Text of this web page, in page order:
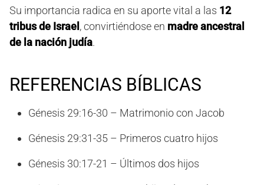
Su importancia radica en su aporte vital a las 12
tribus de Israel, convirtiéndose en madre ancestral
de la nación judía.
REFERENCIAS BÍBLICAS
Génesis 29:16-30 – Matrimonio con Jacob
Génesis 29:31-35 – Primeros cuatro hijos
Génesis 30:17-21 – Últimos dos hijos